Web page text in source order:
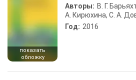
показать
обложку
Авторы: В. Г.
А. Кирюхина, С. А.
Год: 2016